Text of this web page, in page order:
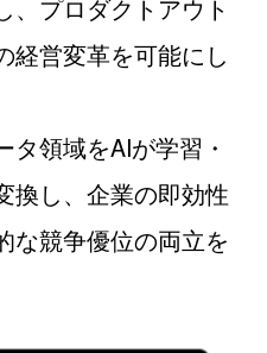
、プロダクトアウト
経営変革を可能にし
領域をAIが学習・
換し、企業の即効性
な競争優位の両立を